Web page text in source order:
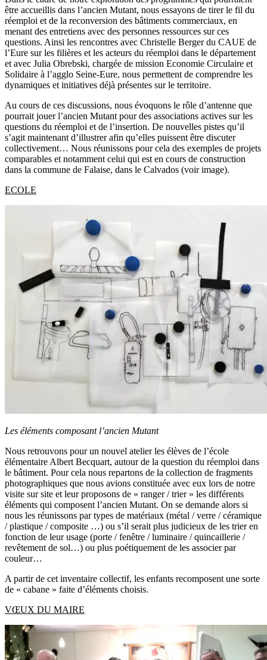
être accueillis dans l’ancien Mutant, nous essayons de tirer le fil du
réemploi et de la reconversion des bâtiments commerciaux, en
menant des entretiens avec des personnes ressources sur ces
questions. Ainsi les rencontres avec Christelle Berger du CAUE de
l’Eure sur les filières et les acteurs du réemploi dans le département
et avec Julia Obrebski, chargée de mission Economie Circulaire et
Solidaire à l’agglo Seine-Eure, nous permettent de comprendre les
dynamiques et initiatives déjà présentes sur le territoire.
Au cours de ces discussions, nous évoquons le rôle d’antenne que
pourrait jouer l’ancien Mutant pour des associations actives sur les
questions du réemploi et de l’insertion. De nouvelles pistes qu’il
s’agit maintenant d’illustrer afin qu’elles puissent être discuter
collectivement… Nous réunissons pour cela des exemples de projets
comparables et notamment celui qui est en cours de construction
dans la commune de Falaise, dans le Calvados (voir image).
ECOLE
Les éléments composant l’ancien Mutant
Nous retrouvons pour un nouvel atelier les élèves de l’école
élémentaire Albert Becquart, autour de la question du réemploi dans
le bâtiment. Pour cela nous repartons de la collection de fragments
photographiques que nous avions constituée avec eux lors de notre
visite sur site et leur proposons de « ranger / trier » les différents
éléments qui composent l’ancien Mutant. On se demande alors si
nous les réunissons par types de matériaux (métal / verre / céramique
/ plastique / composite …) ou s’il serait plus judicieux de les trier en
fonction de leur usage (porte / fenêtre / luminaire / quincaillerie /
revêtement de sol…) ou plus poétiquement de les associer par
couleur…
A partir de cet inventaire collectif, les enfants recomposent une sorte
de « cabane » faite d’éléments choisis.
VŒUX DU MAIRE